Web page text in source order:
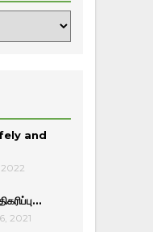
and
2022
2021